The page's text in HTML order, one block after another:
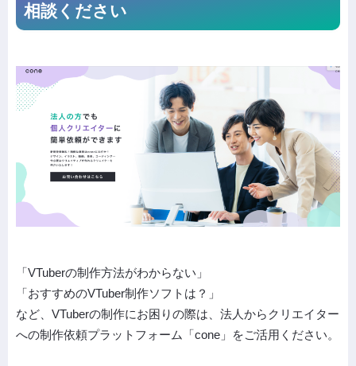
相談ください
「VTuberの制作方法がわからない」
「おすすめのVTuber制作ソフトは？」
など、VTuberの制作にお困りの際は、法人からクリエイター
への制作依頼プラットフォーム「cone」をご活用ください。